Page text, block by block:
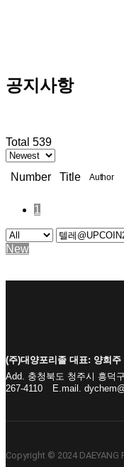
공지사항
Total 539
Number Title Author
1
New
(주)대양포리졸 대표: 양희주
Add. 충청북도 청주시 흥덕
267-4110
E.mail.
Copyright © 2024 DAEYANG